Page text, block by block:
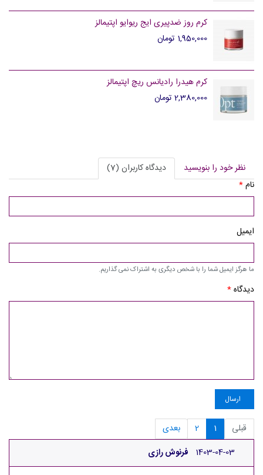
کرم روز ضدپیری ایج ریوایو اپتیمالز
1,950,000 تومان
کرم هیدرا رادیانس ریچ اپتیمالز
2,380,000 تومان
نظر خود را بنویسید
دیدگاه کاربران (7)
نام*
ایمیل
ما هرگز ایمیل شما را با شخص دیگری به اشتراک نمی گذاریم.
دیدگاه*
ارسال
قبلی 1
2
بعدی
فرنوش رازی 1403-04-03